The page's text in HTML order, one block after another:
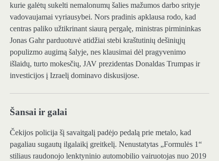
kurie galėtų sukelti nemalonumų šalies mažumos darbo srityje
vadovaujamai vyriausybei. Nors pradinis apklausa rodo, kad
centras paliko užtikrinant siaurą pergalę, ministras pirmininkas
Jonas Gahr parduotuvė atidžiai stebi kraštutinių dešiniųjų
populizmo augimą šalyje, nes klausimai dėl pragyvenimo
išlaidų, turto mokesčių, JAV prezidentas Donaldas Trumpas ir
investicijos į Izraelį dominavo diskusijose.
Šansai ir galai
Čekijos policija šį savaitgalį padėjo pedalą prie metalo, kad
pagaliau sugautų ilgalaikį greitkelį. Nenustatytas „Formulės 1“
stiliaus raudonojo lenktyninio automobilio vairuotojas nuo 2019